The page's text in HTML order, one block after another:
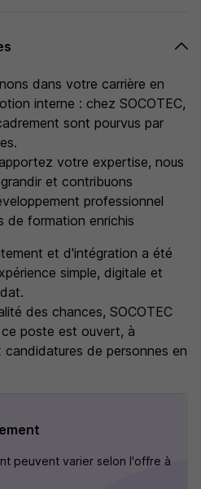
dans votre carrière en
interne : chez SOCOTEC,
sont pourvus par
votre expertise, nous
et contribuons
professionnel
de formation enrichis
et d'intégration a été
simple, digitale et
des chances, SOCOTEC
poste est ouvert, à
de personnes en
peuvent varier selon l'offre à